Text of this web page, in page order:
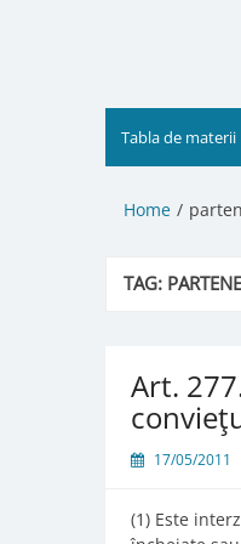
Tabla de materii
Home
TAG:
Art.
17/05/2011
(1) Este